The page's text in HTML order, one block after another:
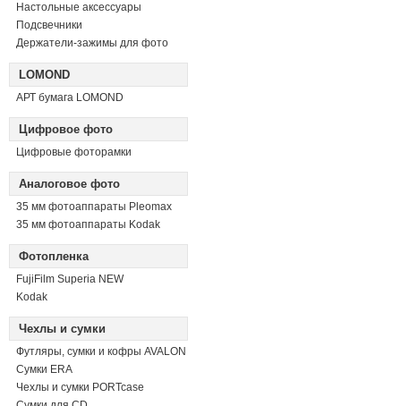
Настольные аксессуары
Подсвечники
Держатели-зажимы для фото
LOMOND
АРТ бумага LOMOND
Цифровое фото
Цифровые фоторамки
Аналоговое фото
35 мм фотоаппараты Pleomax
35 мм фотоаппараты Kodak
Фотопленка
FujiFilm Superia NEW
Kodak
Чехлы и сумки
Футляры, сумки и кофры AVALON
Сумки ERA
Чехлы и сумки PORTcase